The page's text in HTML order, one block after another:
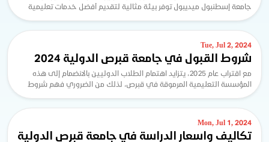
جامعة إسطنبول ميديبول توفر بيئة مثالية لتقديم أفضل خدمات تعليمية
في تركيا، مدعومة بأساتذة متميزين ومر...
Tue, Jul 2, 2024
شروط القبول في جامعة قبرص الدولية 2024
مع اقتراب عام 2025، يتزايد اهتمام الطلاب الدوليين بالانضمام إلى هذه
المؤسسة التعليمية المرموقة في قبرص، لذلك من الضروري فهم شروط
القبول في جامعة قبرص الدولية 2024 والمتطلبات الأساس...
Mon, Jul 1, 2024
تكاليف واسعار الدراسة في جامعة قبرص الدولية